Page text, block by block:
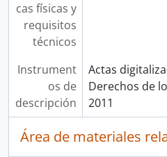
cas físicas y
requisitos
técnicos
Instrument
os de
descripción
Actas
Derechos de
2011
Área de materiales